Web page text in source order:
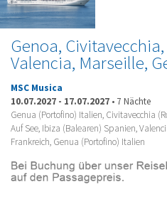
Genoa,
Valencia, Marseille,
MSC Musica
10.07.2027 - 17.07.2027 • 7 Nächte
Genua (Portofino) Italien, Civitavecchia
Auf See, Ibiza (Balearen) Spanien,
Frankreich, Genua (Portofino) Italien